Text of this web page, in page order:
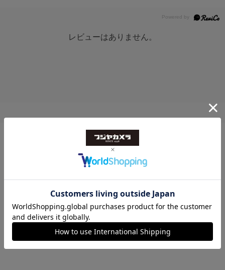
レビューはありません。
ビデオケーブル・コネクター
ビデオケーブル・コネクター
音声用ケーブル(新品)
XLR-3 ブラック
トップ
>
ビデオケーブル・コネクター
>ビデオケーブル・コネクター(新品)
RODE >XLR-3 ブラック